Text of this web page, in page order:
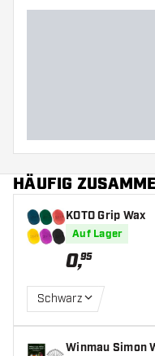
HÄUFIG
KOTO Grip Wax
Auf Lager
0,95
Schwarz
Winmau Simon